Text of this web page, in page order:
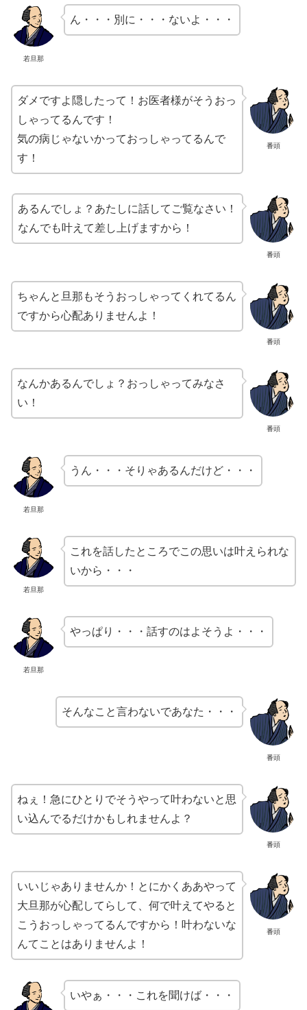
若旦那
ん・・・別に・・・ないよ・・・
番頭
ダメですよ隠したって！お医者様がそうおっ
しゃってるんです！
気の病じゃないかっておっしゃってるんで
す！
番頭
あるんでしょ？あたしに話してご覧なさい！
なんでも叶えて差し上げますから！
番頭
ちゃんと旦那もそうおっしゃってくれてるん
ですから心配ありませんよ！
番頭
なんかあるんでしょ？おっしゃってみなさ
い！
若旦那
うん・・・そりゃあるんだけど・・・
若旦那
これを話したところでこの思いは叶えられな
いから・・・
若旦那
やっぱり・・・話すのはよそうよ・・・
番頭
そんなこと言わないであなた・・・
番頭
ねぇ！急にひとりでそうやって叶わないと思
い込んでるだけかもしれませんよ？
番頭
いいじゃありませんか！とにかくああやって
大旦那が心配してらして、何で叶えてやると
こうおっしゃってるんですから！叶わないな
んてことはありませんよ！
いやぁ・・・これを聞けば・・・